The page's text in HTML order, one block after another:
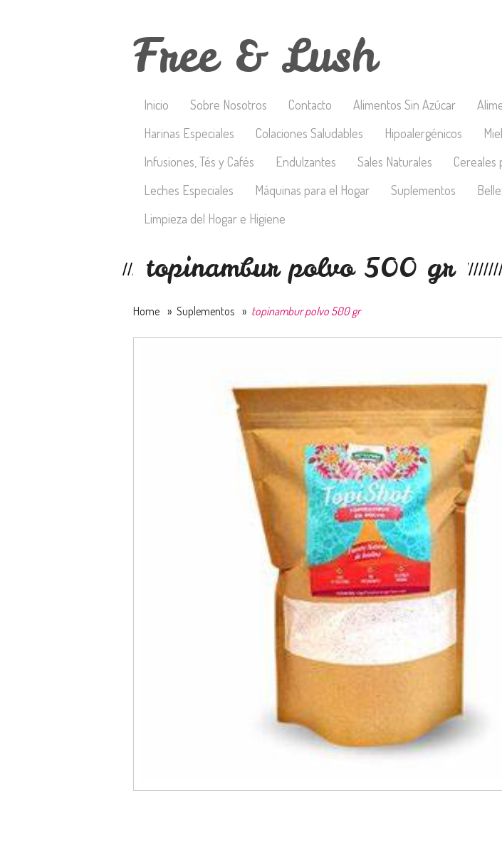
Free & Lush
Inicio Sobre Nosotros Contacto Alimentos Sin Azúcar
Harinas Especiales
Colaciones Saludables Hipoalergénicos
Infusiones, Tés y Cafés
Endulzantes Sales Naturales Cereales
Leches Especiales
Máquinas para el Hogar Suplementos
Limpieza del Hogar e Higiene
topinambur polvo 500 gr
Home » Suplementos » topinambur polvo 500 gr